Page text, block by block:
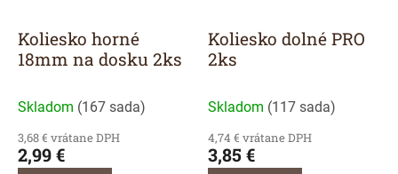
Koliesko horné
18mm na dosku 2ks
Skladom (167 sada)
3,68 € vrátane DPH
2,99 €
Koliesko dolné PRO
2ks
Skladom (117 sada)
4,74 € vrátane DPH
3,85 €